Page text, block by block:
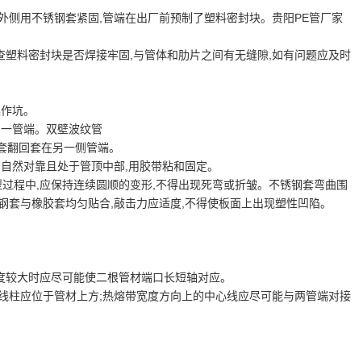
用不锈钢套紧固,管端在出厂前预制了塑料密封块。贵阳PE管厂家
料密封块是否焊接牢固,与管体和肋片之间有无缝隙,如有问题应及时
坑。
管端。双壁波纹管
翻回套在另一侧管端。
然对靠且处于管顶中部,用胶带粘和固定。
程中,应保持连续圆顺的变形,不得出现死弯或折皱。不锈钢套弯曲围
与橡胶套均匀贴合,敲击力应适度,不得使板面上出现塑性凹陷。
大时应尽可能使二根管材端口长短轴对应。
应位于管材上方;热熔带宽度方向上的中心线应尽可能与两管端对接